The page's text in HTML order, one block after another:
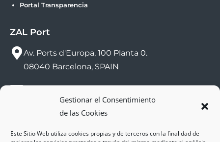
Gestionar el Consentimiento
de las Cookies
Este Sitio Web utiliza cookies propias y de terceros con la finalidad de
Portal Transparencia
ZAL Port
Av. Ports d'Europa, 100 Planta 0.
08040 Barcelona, SPAIN
(+34) 93 552 58 26